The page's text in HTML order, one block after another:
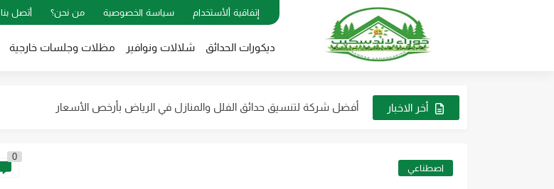
إتفاقية ألأستخدام سياسة الخصوصية من نحن؟ أتصل بنا
ديكورات الحدائق شلالات ونوافير مظلات وجلسات خارجية
أخر الاخبار
ديكورات مظلات منزلية بالرياض: تصاميم جذابة تناسب الذوق الراقي
تصميم الأحواض الزراعية الرياض: حول فناء منزلك إلى واحة غناء...
أفضل شركة لتنسيق حدائق الفلل والمنازل في الرياض بأرخص الأسعار
اصطناعي
0